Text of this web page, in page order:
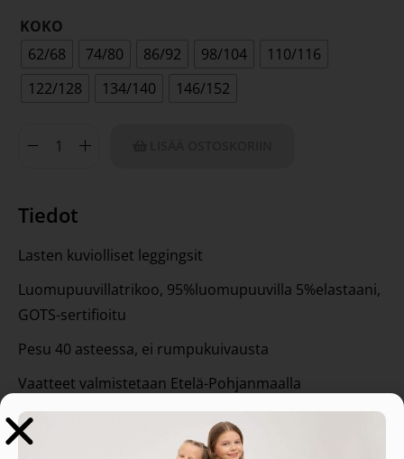
KOKO
62/68
74/80 86/92 98/104
110/116
122/128
134/140 146/152
Tiedot
Lasten kuviolliset leggingsit
Luomupuuvillatrikoo, 95%luomupuuvilla 5%elastaani,
GOTS-sertifioitu
Pesu 40 asteessa, ei rumpukuivausta
Vaatteet valmistetaan Etelä-Pohjanmaalla
Suunnittelija: Hanna-Maria Mainelakeus